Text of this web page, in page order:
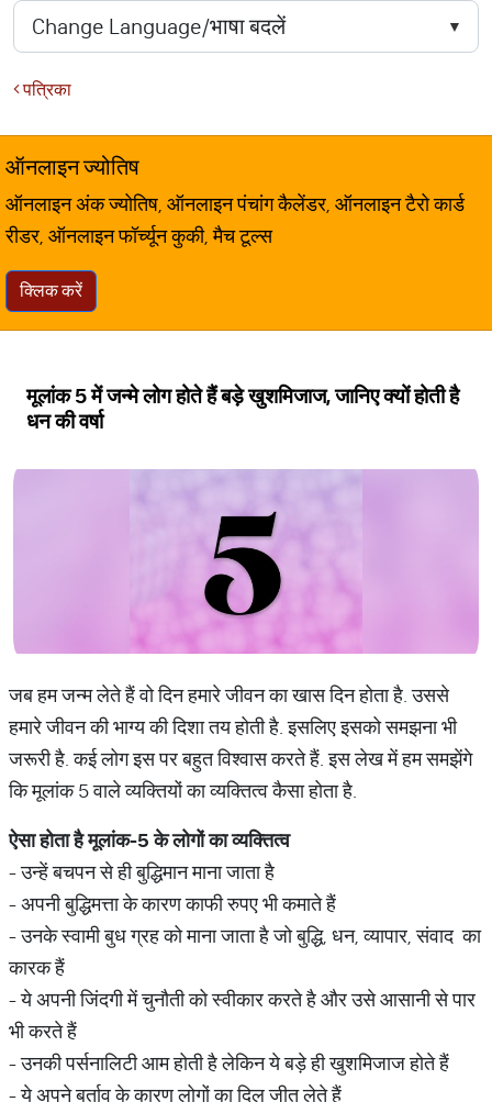
पत्रिका
ऑनलाइन ज्योतिष
ऑनलाइन अंक ज्योतिष, ऑनलाइन पंचांग कैलेंडर, ऑनलाइन टैरो कार्ड
रीडर, ऑनलाइन फॉर्च्यून कुकी, मैच टूल्स
क्लिक करें
मूलांक 5 में जन्मे लोग होते हैं बड़े खुशमिजाज, जानिए क्यों होती है
धन की वर्षा
जब हम जन्म लेते हैं वो दिन हमारे जीवन का खास दिन होता है. उससे
हमारे जीवन की भाग्य की दिशा तय होती है. इसलिए इसको समझना भी
जरूरी है. कई लोग इस पर बहुत विश्वास करते हैं. इस लेख में हम समझेंगे
कि मूलांक 5 वाले व्यक्तियों का व्यक्तित्व कैसा होता है.
ऐसाहोताहैमूलांक-5केलोगोंकाव्यक्तित्व
- उन्हें बचपन से ही बुद्धिमान माना जाता है
- अपनी बुद्धिमत्ता के कारण काफी रुपए भी कमाते हैं
- उनके स्‍वामी बुध ग्रह को माना जाता है जो बुद्धि, धन, व्यापार, संवाद का
कारक हैं
- ये अपनी जिंदगी में चुनौती को स्वीकार करते है और उसे आसानी से पार
भी करते हैं
- उनकी पर्सनालिटी आम होती है लेकिन ये बड़े ही खुशमिजाज होते हैं
- ये अपने बर्ताव के कारण लोगों का दिल जीत लेते हैं